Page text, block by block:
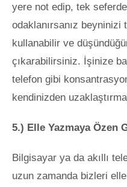
yere not edip, tek
odaklanırsanız beyninizi
kullanabilir ve
çıkarabilirsiniz. İşinize
telefon gibi
kendinizden
5.) Elle Yazmaya Özen
Bilgisayar ya da akıllı
uzun zamanda bizleri